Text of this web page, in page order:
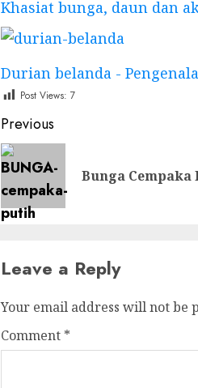
Khasiat bunga, daun dan
Durian belanda -
Post Views: 7
Post
navigation
Previous
Bunga Cempaka
Leave a Reply
Your email address will not be
Comment *